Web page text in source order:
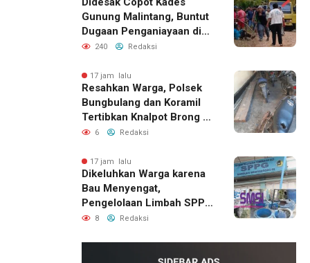
Gunung Malintang, Buntut
Dugaan Penganiayaan di
Dusun Balakka Padang
240 Redaksi
17 jam lalu
Resahkan Warga, Polsek
Bungbulang dan Koramil
Tertibkan Knalpot Brong di
Jalan Raya
6 Redaksi
17 jam lalu
Dikeluhkan Warga karena
Bau Menyengat,
Pengelolaan Limbah SPPG
Bandung Wonosegoro 2 di
8 Redaksi